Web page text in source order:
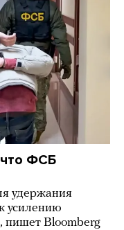
что ФСБ
удержания
усилению
пишет Bloomberg